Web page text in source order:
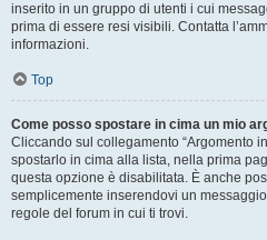
inserito in un gruppo di utenti i cui
prima di essere resi visibili. Contatta
informazioni.
Top
Come posso spostare in cima un mio
Cliccando sul collegamento “Argomento
spostarlo in cima alla lista, nella prima
questa opzione è disabilitata. È anche
semplicemente inserendovi un
regole del forum in cui ti trovi.